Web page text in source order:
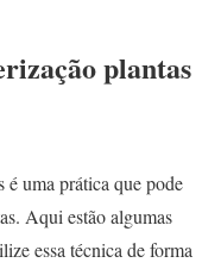
plantas
uma prática que pode
Aqui estão algumas
essa técnica de forma